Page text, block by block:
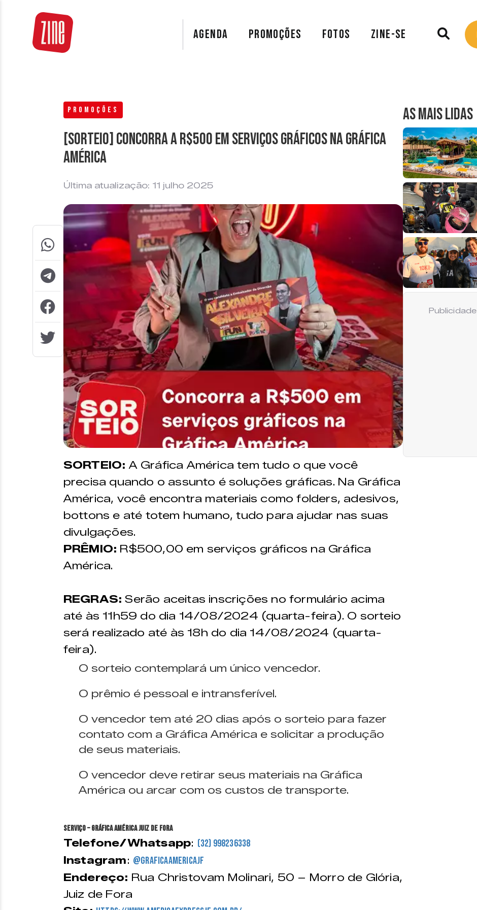
AGENDA PROMOÇÕES FOTOS ZINE-SE
PROMOÇÕES
[SORTEIO] Concorra a R$500 em serviços gráficos na Gráfica
América
Última atualização: 11 julho 2025
SORTEIO: A Gráfica América tem tudo o que você
precisa quando o assunto é soluções gráficas. Na Gráfica
América, você encontra materiais como folders, adesivos,
bottons e até totem humano, tudo para ajudar nas suas
divulgações.
PRÊMIO: R$500,00 em serviços gráficos na Gráfica
América.
REGRAS: Serão aceitas inscrições no formulário acima
até às 11h59 do dia 14/08/2024 (quarta-feira). O sorteio
será realizado até às 18h do dia 14/08/2024 (quarta-
feira).
O sorteio contemplará um único vencedor.
O prêmio é pessoal e intransferível.
O vencedor tem até 20 dias após o sorteio para fazer
contato com a Gráfica América e solicitar a produção
de seus materiais.
O vencedor deve retirar seus materiais na Gráfica
América ou arcar com os custos de transporte.
SERVIÇO – GRÁFICA AMÉRICA JUIZ DE FORA
Telefone/Whatsapp: (32) 998236338
Instagram: @graficaamericajf
Endereço: Rua Christovam Molinari, 50 – Morro de Glória,
Juiz de Fora
AS MAIS LIDAS
Publicidade